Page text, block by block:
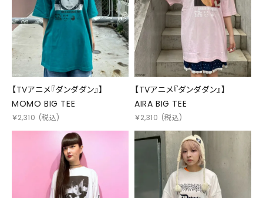
【TVアニメ『ダンダダン』】
MOMO BIG TEE
￥2,310 (税込)
【TVアニメ『ダンダダン』】
AIRA BIG TEE
￥2,310 (税込)